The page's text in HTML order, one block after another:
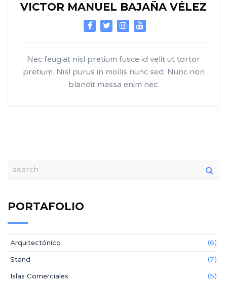
VICTOR MANUEL BAJAÑA VÉLEZ
Nec feugiat nisl pretium fusce id velit ut tortor
pretium. Nisl purus in mollis nunc sed. Nunc non
blandit massa enim nec.
PORTAFOLIO
Arquitectónico
(6)
Stand
(7)
Islas Comerciales
(5)